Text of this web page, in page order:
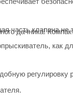
часть клапана не
как
регулировку
дачника!